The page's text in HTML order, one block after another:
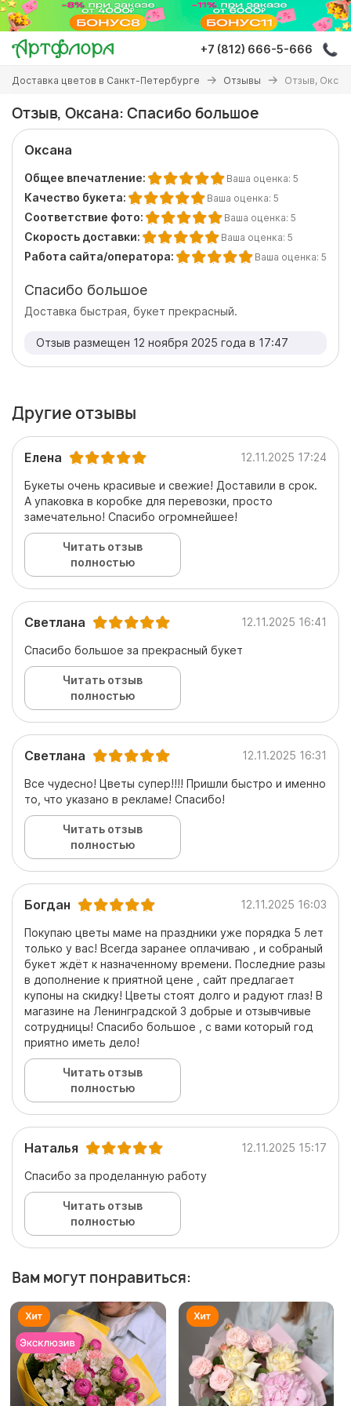
Перейти
основному
содержанию
+7 (812) 666-5-666
Вы
здесь
Доставка цветов в Санкт-Петербурге Отзывы Отзыв,
Отзыв, Оксана: Спасибо большое
Оксана
Общее впечатление: Ваша оценка: 5
Качество букета: Ваша оценка: 5
Соответствие фото: Ваша оценка: 5
Скорость доставки: Ваша оценка: 5
Работа сайта/оператора: Ваша оценка: 5
Спасибо большое
Доставка быстрая, букет прекрасный.
Отзыв размещен 12 ноября 2025 года в 17:47
Другие отзывы
Елена 12.11.2025 17:24
Букеты очень красивые и свежие! Доставили в срок.
А упаковка в коробке для перевозки, просто
замечательно! Спасибо огромнейшее!
Читать отзыв
полностью
Светлана 12.11.2025 16:41
Спасибо большое за прекрасный букет
Читать отзыв
полностью
Светлана 12.11.2025 16:31
Все чудесно! Цветы супер!!!! Пришли быстро и именно
то, что указано в рекламе! Спасибо!
Читать отзыв
полностью
Богдан 12.11.2025 16:03
Покупаю цветы маме на праздники уже порядка 5 лет
только у вас! Всегда заранее оплачиваю , и собраный
букет ждёт к назначенному времени. Последние разы
в дополнение к приятной цене , сайт предлагает
купоны на скидку! Цветы стоят долго и радуют глаз! В
магазине на Ленинградской 3 добрые и отзывчивые
сотрудницы! Спасибо большое , с вами который год
приятно иметь дело!
Читать отзыв
полностью
Наталья 12.11.2025 15:17
Спасибо за проделанную работу
Читать отзыв
полностью
Вам могут понравиться: